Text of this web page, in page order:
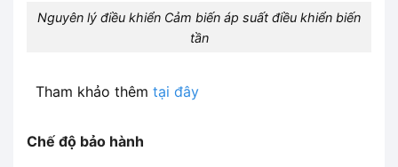
Nguyên lý điều khiển Cảm biến áp suất điều khiển biến
tần
Tham khảo thêm tại đây
Chế độ bảo hành